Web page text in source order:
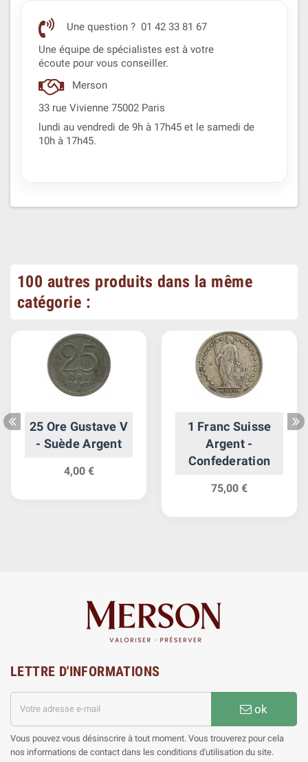
Une question ? 01 42 33 81 67
Une équipe de spécialistes est à votre
écoute pour vous conseiller.
Merson
33 rue Vivienne 75002 Paris
lundi au vendredi de 9h à 17h45 et le samedi de
10h à 17h45.
100 autres produits dans la même
catégorie :
25 Ore Gustave V
- Suède Argent
4,00 €
1 Franc Suisse
Argent -
Confederation
75,00 €
LETTRE D'INFORMATIONS
ok
Vous pouvez vous désinscrire à tout moment. Vous trouverez pour cela
nos informations de contact dans les conditions d'utilisation du site.